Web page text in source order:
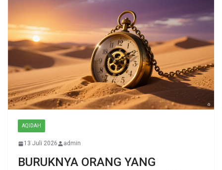
AQIDAH
13 Juli 2026 admin
BURUKNYA ORANG YANG